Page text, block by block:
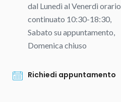
dal Lunedì al Venerdì orario
continuato 10:30-18:30,
Sabato su appuntamento,
Domenica chiuso
Richiedi appuntamento